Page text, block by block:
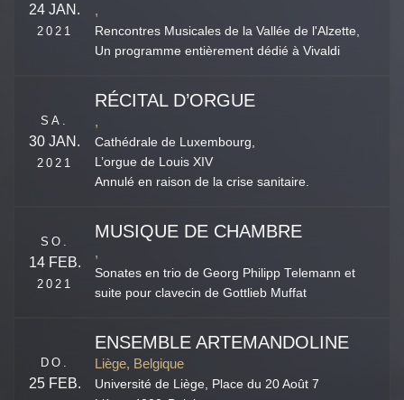
24 JAN.
2021
,
Rencontres Musicales de la Vallée de l'Alzette,
Un programme entièrement dédié à Vivaldi
SA.
30 JAN.
2021
RÉCITAL D’ORGUE
,
Cathédrale de Luxembourg,
L’orgue de Louis XIV
Annulé en raison de la crise sanitaire.
SO.
14 FEB.
2021
MUSIQUE DE CHAMBRE
,
Sonates en trio de Georg Philipp Telemann et
suite pour clavecin de Gottlieb Muffat
DO.
25 FEB.
ENSEMBLE ARTEMANDOLINE
Liège, Belgique
Université de Liège, Place du 20 Août 7